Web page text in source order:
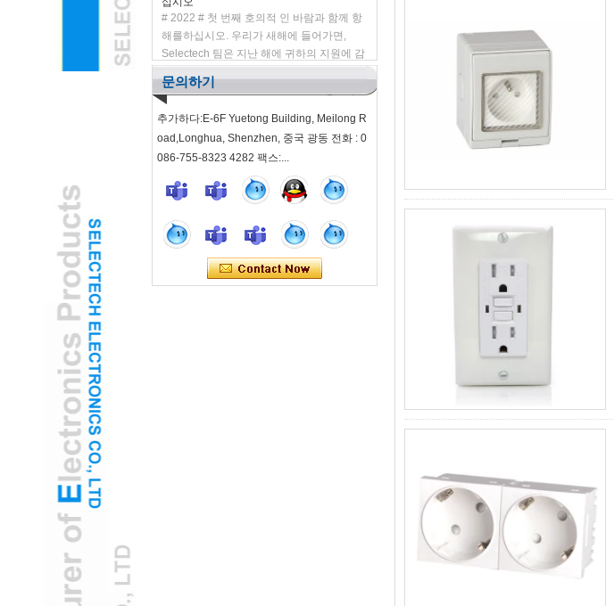
해를하십시오. 우리가 새해에 들어가면,
Selectech 팀은 지난 해에 귀하의 지원에 감
사 드리며 고객에게 제공하는 제...
소아 ENT는 아동 불안을 줄이기 위해 게임
화 된 USB EAR OTOSCOPE 카메라를 채
택합니다.
H2 "AR-강화 된 USB 이어 오스 스코프 카
메라는 소아 검사를 변형시킵니다
녹색 기술 : 글로벌 건강을위한 태양열 USB
귀 안경 카메라
태양 광 USB 귀 안경 카메라 : 지역 개발을
홈 사용 USB Eor Otoscope 카메라가 FDA
클리어런스를 얻습니다
FDA가 정리 된 USB 귀 안경 카메라는 가정
이 귀 건강 모니터링에 권한을 부여합니다.
문의하기
추가하다:E-6F Yuetong Building, Meilong R
oad,Longhua, Shenzhen, 중국 광동 전화 : 0
086-755-8323 4282 팩스:...